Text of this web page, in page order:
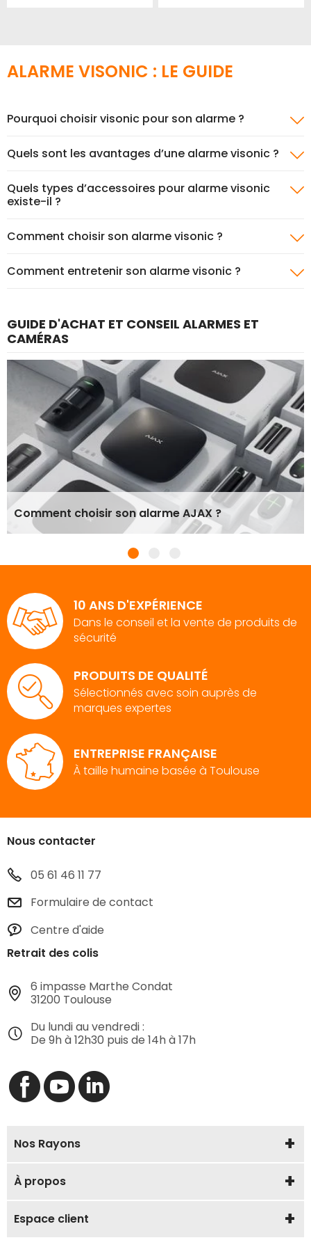
ALARME VISONIC : LE GUIDE
Pourquoi choisir visonic pour son alarme ?
Quels sont les avantages d’une alarme visonic ?
Quels types d’accessoires pour alarme visonic
existe-il ?
Comment choisir son alarme visonic ?
Comment entretenir son alarme visonic ?
GUIDE D'ACHAT ET CONSEIL ALARMES ET
CAMÉRAS
Comment choisir son alarme AJAX ?
10 ANS D'EXPÉRIENCE
Dans le conseil et la vente de produits de
sécurité
PRODUITS DE QUALITÉ
Sélectionnés avec soin auprès de
marques expertes
ENTREPRISE FRANÇAISE
À taille humaine basée à Toulouse
Nous contacter
05 61 46 11 77
Formulaire de contact
Centre d'aide
Retrait des colis
6 impasse Marthe Condat
31200 Toulouse
Du lundi au vendredi :
De 9h à 12h30 puis de 14h à 17h
Nos Rayons
À propos
Espace client